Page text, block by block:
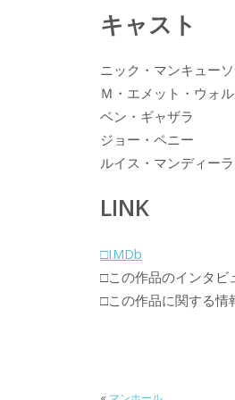
キャスト
ニック・マンキューソ
Ｍ・エメット・ウォ
ベン・ギャザラ
ジョー・ペニー
ルイス・マンディーラ
LINK
□IMDb
□この作品のインタビ
□この作品に関する情